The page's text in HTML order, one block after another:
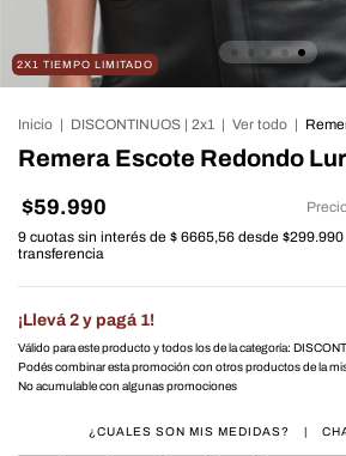
2X1 TIEMPO LIMITADO
Inicio | DISCONTINUOS | 2x1 | Ver todo |
Remera Escote Redondo
$59.990
9 cuotas sin interés de $ 6665,56
¡Llevá 2 y pagá 1!
Válido para este producto y todos los de la categoría:
Podés combinar esta promoción con otros productos de la
No acumulable con algunas promociones
¿CUALES SON MIS MEDIDAS?